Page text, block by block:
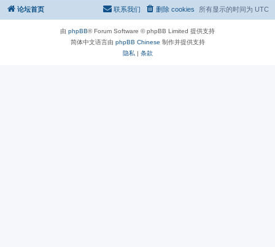
论坛首页 所有显示的时间为 UTC
删除 cookies
联系我们
由 phpBB® Forum Software © phpBB Limited 提供支持
简体中文语言由 phpBB Chinese 制作并提供支持
隐私 | 条款